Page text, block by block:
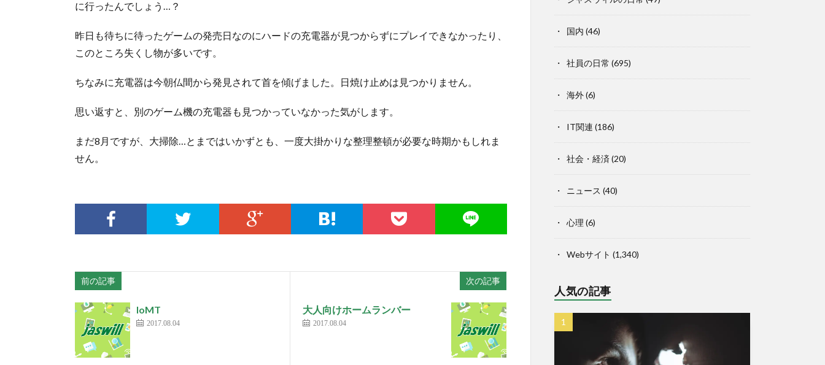
に行ったんでしょう…？
昨日も待ちに待ったゲームの発売日なのにハードの充電器が見つからずにプレイできなかったり、
このところ失くし物が多いです。
ちなみに充電器は今朝仏間から発見されて首を傾げました。日焼け止めは見つかりません。
思い返すと、別のゲーム機の充電器も見つかっていなかった気がします。
まだ8月ですが、大掃除…とまではいかずとも、一度大掛かりな整理整頓が必要な時期かもしれま
せん。
前の記事
IoMT
2017.08.04
次の記事
大人向けホームランバー
2017.08.04
国内 (46)
社員の日常 (695)
海外(6)
IT関連 (186)
社会・経済(20)
ニュース (40)
心理 (6)
Webサイト (1,340)
人気の記事